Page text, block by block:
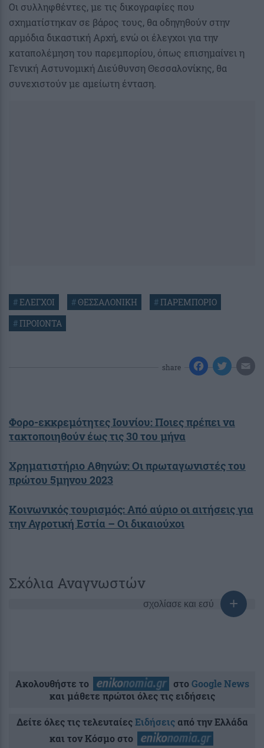
Οι συλληφθέντες, με τις δικογραφίες που
σχηματίστηκαν σε βάρος τους, θα οδηγηθούν στην
αρμόδια δικαστική Αρχή, ενώ οι έλεγχοι για την
καταπολέμηση του παρεμπορίου, όπως επισημαίνει η
Γενική Αστυνομική Διεύθυνση Θεσσαλονίκης, θα
συνεχιστούν με αμείωτη ένταση.
#ΕΛΕΓΧΟΙ #ΘΕΣΣΑΛΟΝΙΚΗ #ΠΑΡΕΜΠΟΡΙΟ
#ΠΡΟΙΟΝΤΑ
share
Φορο-εκκρεμότητες Ιουνίου: Ποιες πρέπει να
τακτοποιηθούν έως τις 30 του μήνα
Χρηματιστήριο Αθηνών: Οι πρωταγωνιστές του
πρώτου 5μηνου 2023
Κοινωνικός τουρισμός: Από αύριο οι αιτήσεις για
την Αγροτική Εστία – Οι δικαιούχοι
Σχόλια Αναγνωστών
σχολίασε και εσύ
Ακολουθήστε το στοGoogle News
και μάθετε πρώτοι όλες τις ειδήσεις
Δείτε όλες τις τελευταίεςΕιδήσειςαπό την Ελλάδα
και τον Κόσμο στο